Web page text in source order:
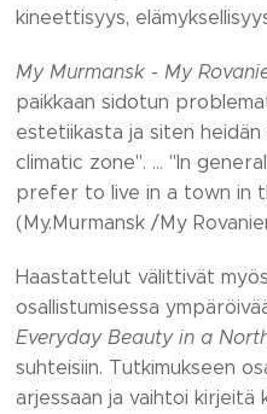
kineettisyys,
My Murmansk - My
paikkaan sidotun
estetiikasta ja siten
climatic zone". … "In
prefer to live in a town in
(My.Murmansk /My
Haastattelut välittivät
osallistumisessa
Everyday Beauty in a
suhteisiin. Tutkimukseen
arjessaan ja vaihtoi kirjeitä